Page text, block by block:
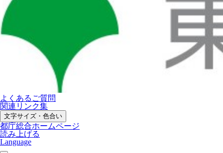
よくあるご質問
関連リンク集
文字サイズ・色合い
都庁総合ホームページ
読み上げる
Language